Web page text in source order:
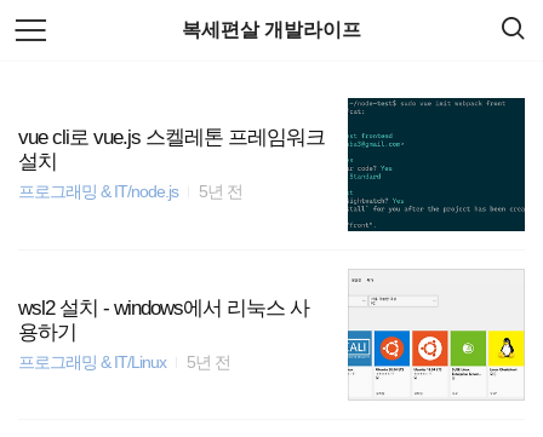
본
문
가
기
복세편살 개발라이프
vue cli로 vue.js 스켈레톤 프레임워크
설치
프로그래밍 & IT/node.js 5년 전
wsl2 설치 - windows에서 리눅스 사
용하기
프로그래밍 & IT/Linux 5년 전
색
spring
HTML5